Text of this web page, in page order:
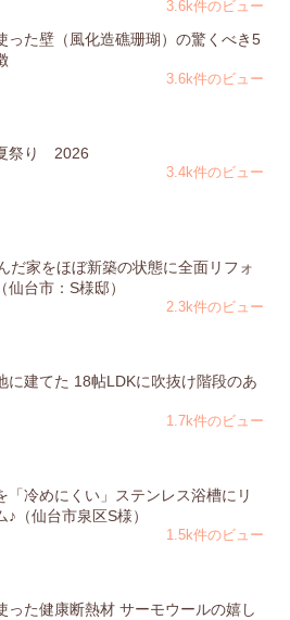
3.6k件のビュー
った壁（風化造礁珊瑚）の驚くべき5
3.6k件のビュー
祭り 2026
3.4k件のビュー
だ家をほぼ新築の状態に全面リフォ
仙台市：S様邸）
2.3k件のビュー
に建てた 18帖LDKに吹抜け階段のあ
1.7k件のビュー
「冷めにくい」ステンレス浴槽にリ
♪（仙台市泉区S様）
1.5k件のビュー
った健康断熱材 サーモウールの嬉し